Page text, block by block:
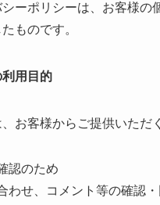
ーポリシーは、お客様の
ものです。
用目的
お客様からご提供いただ
認のため
わせ、コメント等の確認